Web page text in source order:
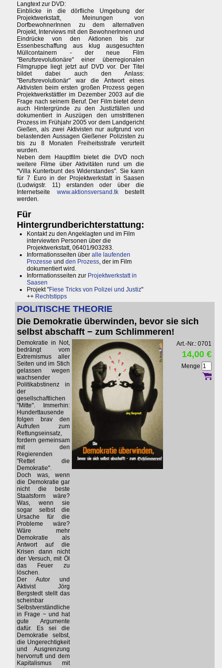
Langtext zur DVD:
Einblicke in die dörfliche Umgebung der
Projektwerkstatt, Meinungen von
DorfbewohnerInnen zu dem alternativen
Projekt, Interviews mit den BewohnerInnen und
Eindrücke von den Aktionen bis zur
Essenbeschaffung aus klug ausgesuchten
Müllcontainern - der neue Film
"Berufsrevolutionäre" einer überregionalen
Filmgruppe liegt jetzt auf DVD vor. Der Titel
bildet dabei auch den Anlass:
"Berufsrevolutionär" war die Antwort eines
Aktivisten beim ersten großen Prozess gegen
Projektwerkstättler im Dezember 2003 auf die
Frage nach seinem Beruf. Der Film bietet denn
auch Hintergründe zu den Justizfällen und
dokumentiert in Auszügen den umstrittenen
Prozess im Frühjahr 2005 vor dem Landgericht
Gießen, als zwei Aktivisten nur aufgrund von
belastenden Aussagen Gießener Polizisten zu
bis zu 8 Monaten Freiheitsstrafe verurteilt
wurden.
Neben dem Hauptfilm bietet die DVD noch
weitere Filme über Aktivitäten rund um die
"Villa Kunterbunt des Widerstandes". Sie kann
für 7 Euro in der Projektwerkstatt in Saasen
(Ludwigstr. 11) erstanden oder über die
Internetseite www.aktionsversand.tkbestellt
werden.
Für
Hintergrundberichterstattung:
Kontakt zu den Angeklagten und im Film
interviewten Personen über die
Projektwerkstatt, 06401/903283.
Informationsseiten über alle laufenden
Prozesse und den Prozess, der im Film
dokumentiert wird.
Informationsseiten zur Projektwerkstatt in
Saasen
Projekt "Fiese Tricks von Polizei und Justiz"
++ Rechtstipps
POLITISCHE THEORIE
Die Demokratie überwinden, bevor sie sich
selbst abschafft − zum Schlimmeren!
Demokratie in Not,
bedrängt vom
Extremismus aller
Seiten und im Stich
gelassen wegen
wachsender
Politikabstinenz in
der
gesellschaftlichen
"Mitte". Immerhin:
Hunderttausende
folgen brav den
Aufrufen zum
Rettungseinsatz,
fordern gemeinsam
mit den
Regierenden
"Rettet die
Demokratie".
Doch was, wenn
die Demokratie gar
nicht die beste
Staatsform wäre?
Was, wenn sie
sogar selbst die
Ursache für die
Probleme wäre?
Wäre mehr
Demokratie als
Antwort auf die
Krisen dann nicht
der Versuch, mit Öl
das Feuer zu
löschen.
Der Autor und
Aktivist Jörg
Bergstedt stellt das
scheinbar
Selbstverständliche
in Frage − und hat
gute Argumente
dafür. Es sei die
Demokratie selbst,
die Ungerechtigkeit
und Ausgrenzung
hervorruft und dem
Kapitalismus mit
Art.-Nr.: 0701
14,00 €
Menge